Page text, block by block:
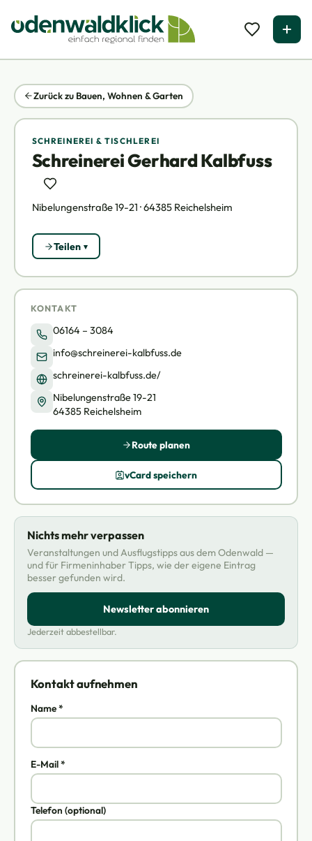
Zurück zu Bauen, Wohnen & Garten
SCHREINEREI & TISCHLEREI
Schreinerei Gerhard Kalbfuss
Nibelungenstraße 19-21 · 64385 Reichelsheim
Teilen
Kontakt aufnehmen
Name *
E-Mail *
Telefon (optional)
KONTAKT
06164 – 3084
info@schreinerei-kalbfuss.de
schreinerei-kalbfuss.de/
Nibelungenstraße 19-21
64385 Reichelsheim
Route planen
vCard speichern
Nichts mehr verpassen
Veranstaltungen und Ausflugstipps aus dem Odenwald —
und für Firmeninhaber Tipps, wie der eigene Eintrag
besser gefunden wird.
Newsletter abonnieren
Jederzeit abbestellbar.